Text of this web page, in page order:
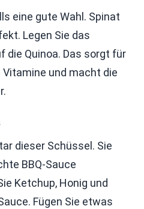
eine gute Wahl. Spinat
Legen Sie das
die Quinoa. Das sorgt für
und macht die
dieser Schüssel. Sie
BBQ-Sauce
Ketchup, Honig und
Fügen Sie etwas